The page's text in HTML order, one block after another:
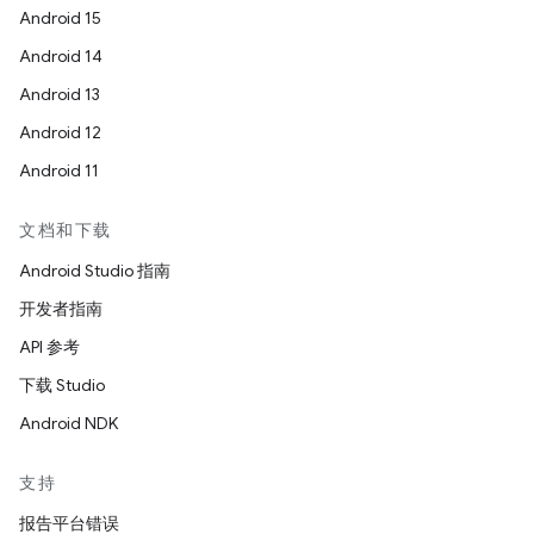
Android 15
Android 14
Android 13
Android 12
Android 11
文档和下载
Android Studio 指南
开发者指南
API 参考
下载 Studio
Android NDK
支持
报告平台错误